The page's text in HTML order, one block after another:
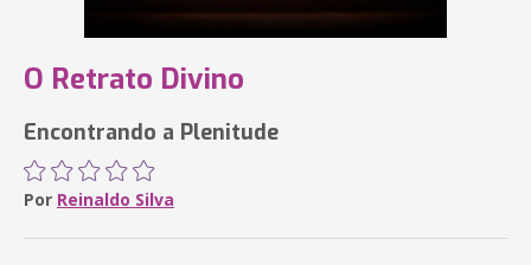
O Retrato Divino
Encontrando a Plenitude
Por Reinaldo Silva